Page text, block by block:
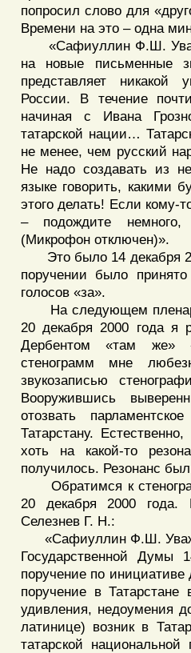
попросил слово для
Времени на это – одна
«Сафиуллин Ф.Ш.
на новые письменные
представляет никакой
России. В течение
начиная с Ивана
татарской нации…
не менее, чем русский
Не надо создавать из
языке говорить, какими
этого делать! Если кому-
– подождите
(Микрофон отключен)».
Это было 14 декабря
поручении было
голосов «за».
На следующем
20 декабря 2000 года я
Дербентом «там же»
стенограмм мне
звукозаписью
Вооружившись
отозвать
Татарстану.
хоть на какой-то
получилось. Резонанс
Обратимся к
20 декабря 2000 года.
Селезнев Г. Н.:
«Сафиуллин Ф.Ш.
Государственной Думы
поручение по инициативе
поручение в
удивления, недоумения
латинице) возник в
татарской